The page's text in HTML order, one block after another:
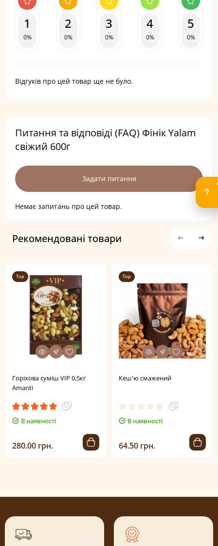
1
0%
2
0%
3
0%
4
0%
5
0%
Відгуків про цей товар ще не було.
Питання та відповіді (FAQ) Фінік Yalam
свіжий 600г
Задати питання
Немає запитань про цей товар.
Рекомендовані товари
Top
Горіхова суміш VIP 0,5кг
Amanti
В наявності
280.00 грн.
Top
Кеш'ю смажений
В наявності
64.50 грн.